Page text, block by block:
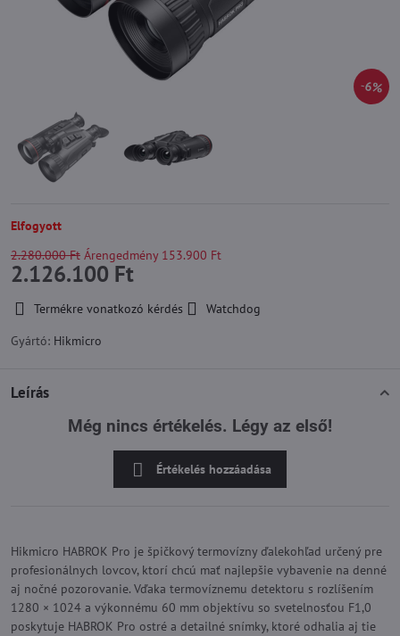
6%
Elfogyott
2.280.000 Ft Árengedmény 153.900 Ft
2.126.100 Ft
Termékre vonatkozó kérdés
Watchdog
Gyártó: Hikmicro
Leírás
Még nincs értékelés. Légy az első!
Értékelés hozzáadása
Hikmicro HABROK Pro je špičkový termovízny ďalekohľad určený pre
profesionálnych lovcov, ktorí chcú mať najlepšie vybavenie na denné
aj nočné pozorovanie. Vďaka termovíznemu detektoru s rozlíšením
1280 × 1024 a výkonnému 60 mm objektívu so svetelnosťou F1,0
poskytuje HABROK Pro ostré a detailné snímky, ktoré odhalia aj tie